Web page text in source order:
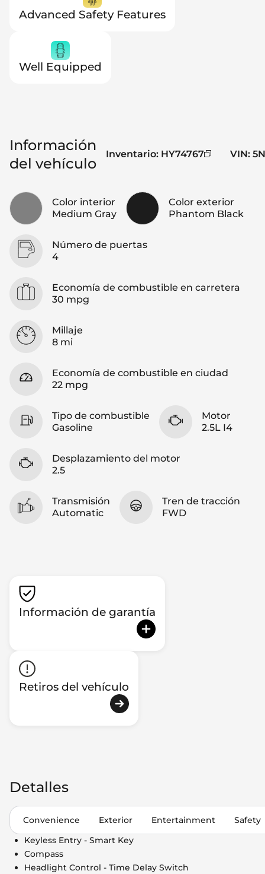
Advanced Safety Features
Well Equipped
Información
del vehículo
Inventario: HY74767 VIN:
Color interior
Medium Gray
Color exterior
Phantom Black
Número de puertas
4
Economía de combustible en carretera
30 mpg
Millaje
8 mi
Economía de combustible en ciudad
22 mpg
Tipo de combustible
Gasoline
Motor
2.5L I4
Desplazamiento del motor
2.5
Transmisión
Automatic
Tren de tracción
FWD
Información de garantía
Retiros del vehículo
Detalles
Convenience Exterior Entertainment
Safety
Keyless Entry - Smart Key
Compass
Headlight Control - Time Delay Switch